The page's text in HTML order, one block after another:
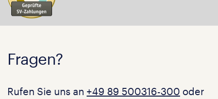
Fragen?
Rufen Sie uns an +49 89 500316-300 oder